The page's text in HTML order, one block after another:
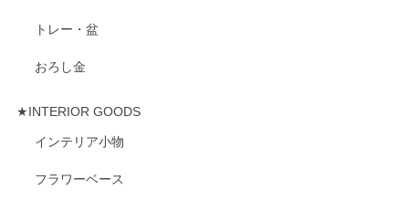
トレー・盆
おろし金
★INTERIOR GOODS
インテリア小物
フラワーベース